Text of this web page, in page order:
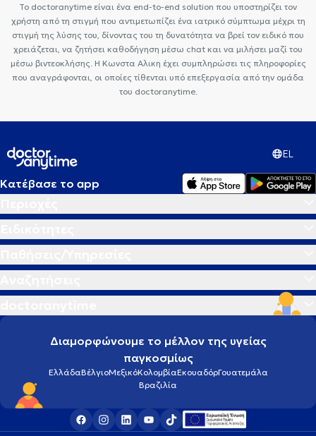
Το doctoranytime είναι ένα end-to-end solution που υποστηρίζει τον
χρήστη από τη στιγμή που αντιμετωπίζει ένα ιατρικό σύμπτωμα μέχρι τη
στιγμή της λύσης του, δίνοντας του τη δυνατότητα να βρεί τον ειδικό που
χρειάζεται, να ζητήσει καθοδήγηση μέσω chat και να μιλήσει μαζί του
μέσω βιντεοκλήσης. Η Κωνστα Αλικη έχει συμπληρώσει τις πληροφορίες
που αναγράφονται, οι οποίες τίθενται υπό επεξεργασία από την ομάδα
του doctoranytime.
EL
Κατέβασε το app
Διαμορφώνουμε το μέλλον της υγείας
παγκοσμίως
ΕλλάδαΒέλγιοΜεξικόΚολομβίαΕκουαδόρΓουατεμάλα
Βραζιλία